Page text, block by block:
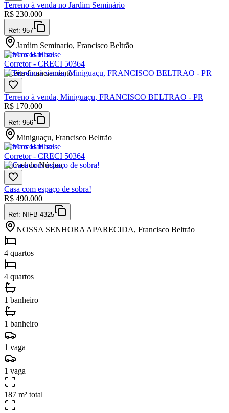
Terreno à venda no Jardim Seminário
R$ 230.000
Ref: 957
Jardim Seminario, Francisco Beltrão
Marcos Hanise
Corretor - CRECI 50364
Aceita financiamento
Terreno à venda, Miniguaçu, FRANCISCO BELTRAO - PR
R$ 170.000
Ref: 956
Miniguaçu, Francisco Beltrão
Marcos Hanise
Corretor - CRECI 50364
Imóvel do Núcleo
Casa com espaço de sobra!
R$ 490.000
Ref: NIFB-4325
NOSSA SENHORA APARECIDA, Francisco Beltrão
4 quartos
4 quartos
1 banheiro
1 banheiro
1 vaga
1 vaga
187 m² total